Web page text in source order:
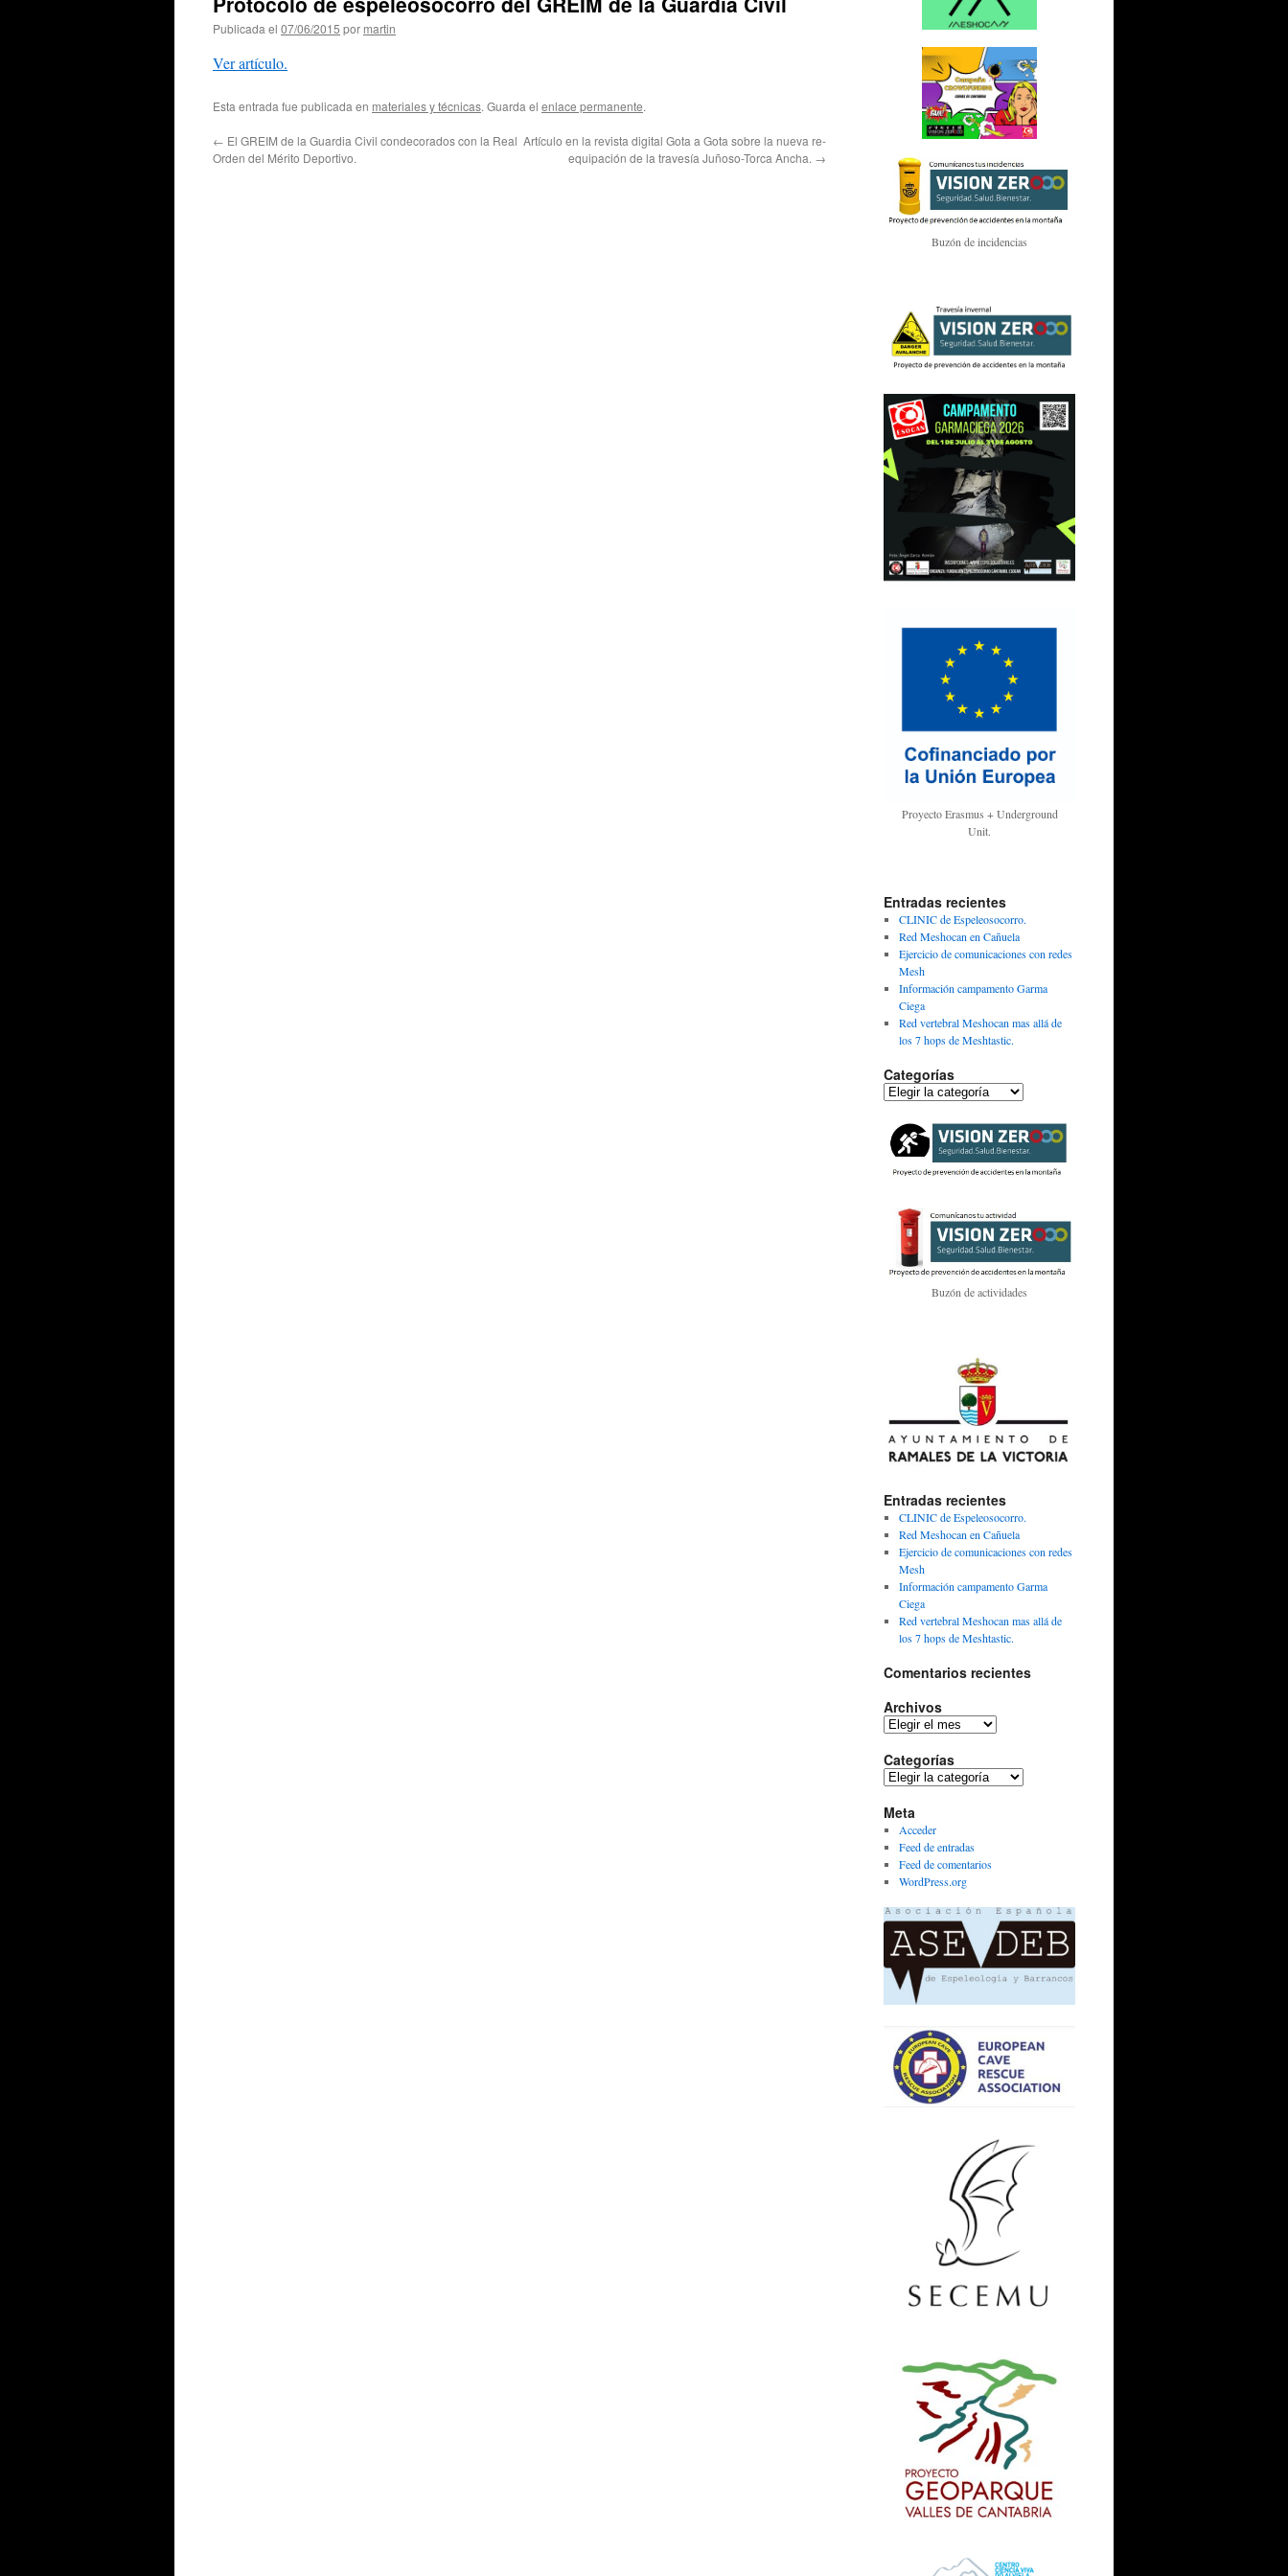
Publicada el 07/06/2015 por martin
Ver artículo.
Esta entrada fue publicada en materiales y técnicas. Guarda el enlace permanente.
← El GREIM de la Guardia Civil condecorados con la Real
Orden del Mérito Deportivo.
Artículo en la revista digital Gota a Gota sobre la nueva re-
equipación de la travesía Juñoso-Torca Ancha. →
Buzón de incidencias
Proyecto Erasmus + Underground
Unit.
Entradas recientes
CLINIC de Espeleosocorro.
Red Meshocan en Cañuela
Ejercicio de comunicaciones con redes
Mesh
Información campamento Garma
Ciega
Red vertebral Meshocan mas allá de
los 7 hops de Meshtastic.
Categorías
Categorías
Buzón de actividades
Entradas recientes
CLINIC de Espeleosocorro.
Red Meshocan en Cañuela
Ejercicio de comunicaciones con redes
Mesh
Información campamento Garma
Ciega
Red vertebral Meshocan mas allá de
los 7 hops de Meshtastic.
Comentarios recientes
Archivos
Archivos
Categorías
Categorías
Meta
Acceder
Feed de entradas
Feed de comentarios
WordPress.org